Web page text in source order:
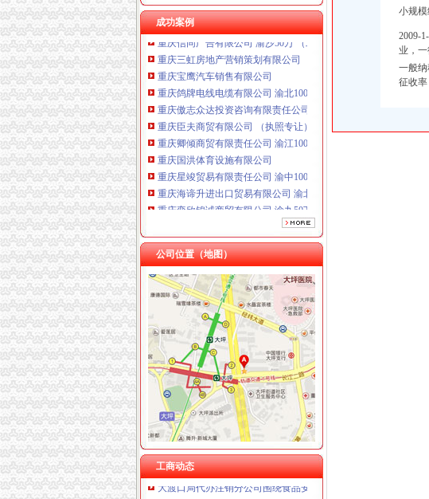
成功案例
重庆奕欣锦诚商贸有限公司 渝九50万 （工商注册）
重庆信同广告有限公司 渝沙50万 （工商注册）
重庆三虹房地产营销策划有限公司
重庆宝鹰汽车销售有限公司
重庆鸽牌电线电缆有限公司 渝北10010万 (进出口权)
重庆傲志众达投资咨询有限责任公司 渝九1000万 （增资）
重庆臣夫商贸有限公司 （执照专让）
重庆卿倾商贸有限责任公司 渝江100万 （工商注册）
重庆国洪体育设施有限公司
重庆星竣贸易有限责任公司 渝中100万 （进出口权）
重庆海谛升进出口贸易有限公司 渝北100万 （进出口权）
重庆奕欣锦诚商贸有限公司 渝九50万 （工商注册）
重庆信同广告有限公司 渝沙50万 （工商注册）
重庆三虹房地产营销策划有限公司
重庆宝鹰汽车销售有限公司
公司位置（地图）
工商动态
工商动态
全市代理注销分公司区县局信用信息化岗位大练抽考和竞赛正式
北碚局代理注销分公司缙云工商所五项措施推进工商所12315分类
永川区出台实施品牌战略措施
市重庆注销分公司局高印平副巡视员到渝北局检查指导工作
潼南局重庆注销分公司立足三点化突发事件预防机制
云局四项措施及早抓好节前食品市代办注销分公司场监管
市代办注销分公司局召开全系统组织人事工作会议
大渡口局代办注销分公司围绕食品安全构筑五道防线
市重庆注销分公司局召开企业个体工商户代表座谈会
小规
2009-
业，
一般
征收